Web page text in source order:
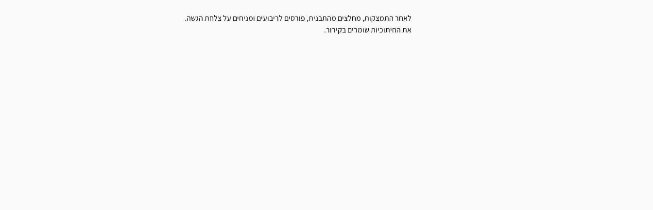
לאחר התמצקות, מחלצים מהתבנית, פורסים לריבועים ומניחים על צלחת הגשה.
את החיתוכיות שומרים בקירור.